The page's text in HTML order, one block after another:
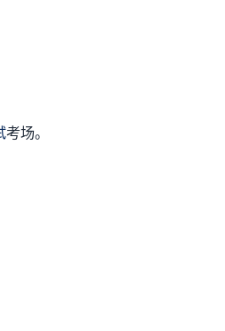
考场。